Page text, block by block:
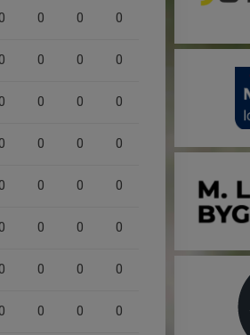
0 0 0
0 0 0
0 0 0
0 0 0
0 0 0
0 0 0
0 0 0
0 0 0